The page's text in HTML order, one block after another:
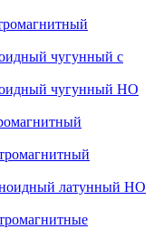
чугунный с
чугунный НО
латунный НО